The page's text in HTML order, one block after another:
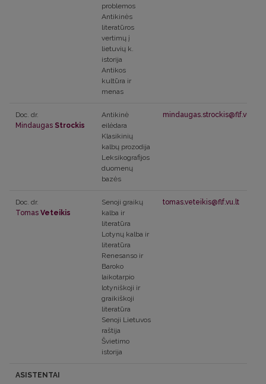
problemos
Antikinės
literatūros
vertimų į
lietuvių k.
istorija
Antikos
kultūra ir
menas
Doc. dr.
Mindaugas Strockis
Antikinė
eilėdara
Klasikinių
kalbų prozodija
Leksikografijos
duomenų
bazės
mindaugas.strockis@flf.vu.lt
Doc. dr.
Tomas Veteikis
Senoji graikų
kalba ir
literatūra
Lotynų kalba ir
literatūra
Renesanso ir
Baroko
laikotarpio
lotyniškoji ir
graikiškoji
literatūra
Senoji Lietuvos
raštija
Švietimo
istorija
tomas.veteikis@flf.vu.lt
ASISTENTAI